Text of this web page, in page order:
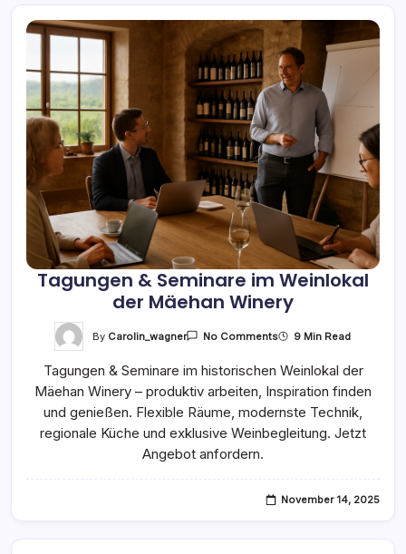
Tagungen & Seminare im Weinlokal
der Mäehan Winery
By Carolin_wagner No CommentsOn
Seminare
Weinlokal
Mäehan
Winery
9 Min Read
Tagungen & Seminare im historischen Weinlokal der
Mäehan Winery – produktiv arbeiten, Inspiration finden
und genießen. Flexible Räume, modernste Technik,
regionale Küche und exklusive Weinbegleitung. Jetzt
Angebot anfordern.
November 14, 2025